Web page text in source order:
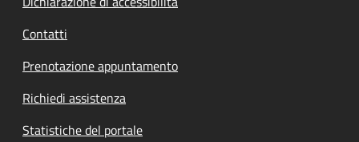
Contatti
Prenotazione appuntamento
Richiedi assistenza
Statistiche del portale